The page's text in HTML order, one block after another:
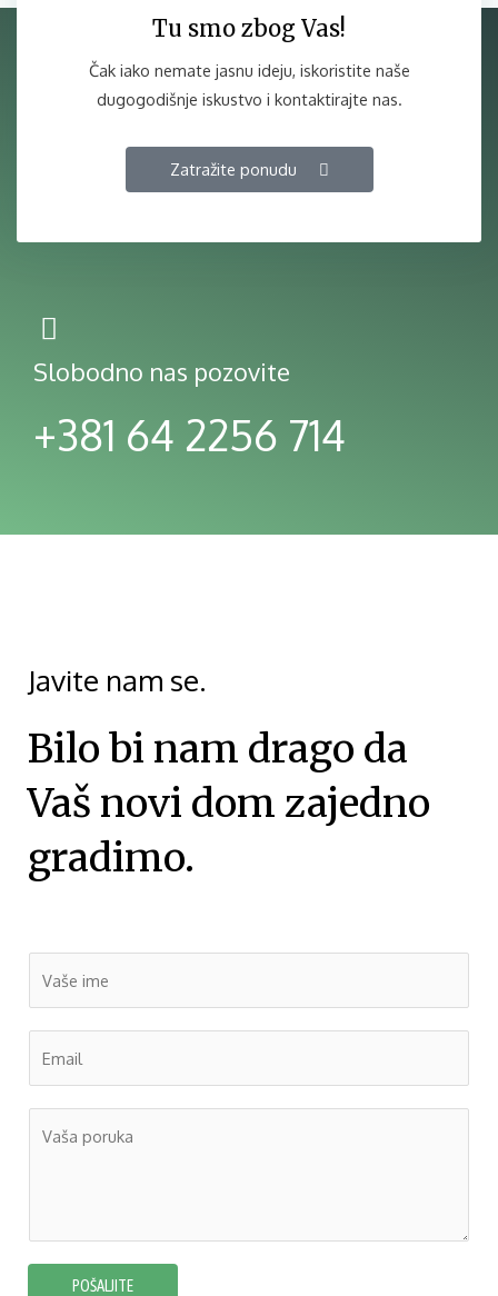
Tu smo zbog Vas!
Čak iako nemate jasnu ideju, iskoristite naše
dugogodišnje iskustvo i kontaktirajte nas.
Zatražite ponudu
Slobodno nas pozovite
+381 64 2256 714
Javite nam se.
Bilo bi nam drago da
Vaš novi dom zajedno
gradimo.
POŠALJITE